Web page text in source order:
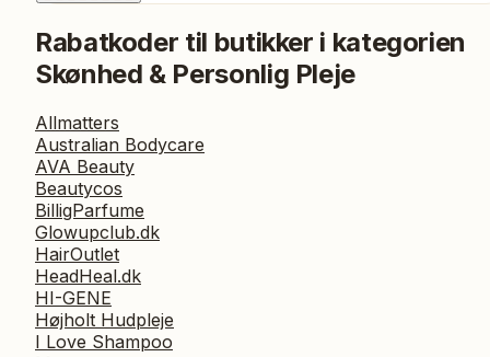
Rabatkoder til butikker i kategorien
Skønhed & Personlig Pleje
Allmatters
Australian Bodycare
AVA Beauty
Beautycos
BilligParfume
Glowupclub.dk
HairOutlet
HeadHeal.dk
HI-GENE
Højholt Hudpleje
I Love Shampoo